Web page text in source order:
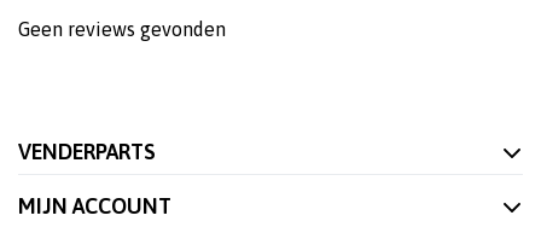
Geen reviews gevonden
VENDERPARTS
MIJN ACCOUNT